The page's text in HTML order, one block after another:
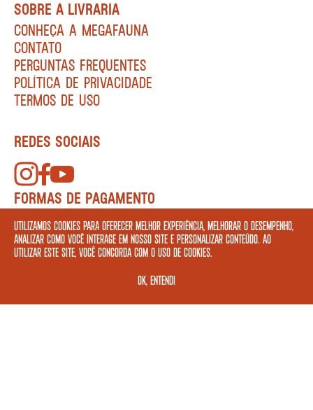
Utilizamos cookies para oferecer melhor experiência, melhorar o desempenho,
analizar como você interage em nosso site e personalizar conteúdo. Ao
utilizar este site, você concorda com o uso de cookies.
OK, ENTENDI
SOBRE A LIVRARIA
CONHEÇA A MEGAFAUNA
CONTATO
PERGUNTAS FREQUENTES
POLÍTICA DE PRIVACIDADE
TERMOS DE USO
REDES SOCIAIS
FORMAS DE PAGAMENTO